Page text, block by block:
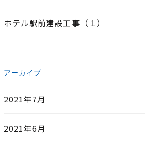
ホテル駅前建設工事（１）
アーカイブ
2021年7月
2021年6月